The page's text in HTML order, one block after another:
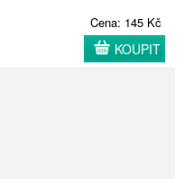
Cena: 145 Kč
KOUPIT